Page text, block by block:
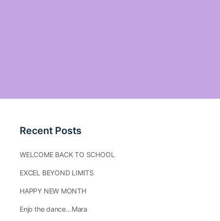
Recent Posts
WELCOME BACK TO SCHOOL
EXCEL BEYOND LIMITS
HAPPY NEW MONTH
Enjo the dance…Mara